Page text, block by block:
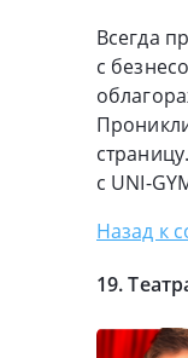
Всегда
с
с UNI-
Назад к
19.